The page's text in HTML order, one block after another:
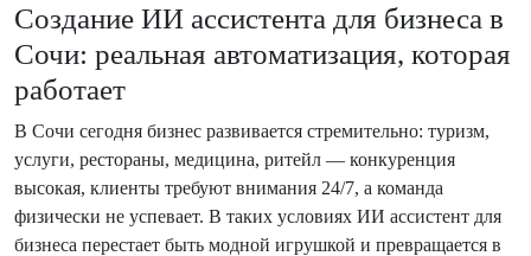
Создание ИИ ассистента для бизнеса в
Сочи: реальная автоматизация, которая
работает
В Сочи сегодня бизнес развивается стремительно: туризм,
услуги, рестораны, медицина, ритейл — конкуренция
высокая, клиенты требуют внимания 24/7, а команда
физически не успевает. В таких условиях ИИ ассистент для
бизнеса перестает быть модной игрушкой и превращается в